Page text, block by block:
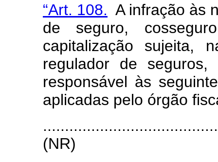
“Art. 108. A infração às
de seguro,
capitalização sujeita,
regulador de
responsável às
aplicadas pelo órgão
(NR)